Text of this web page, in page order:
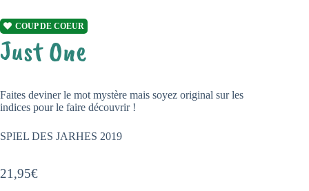
COUP DE COEUR
Just One
21,95€
Faites deviner le mot mystère mais soyez original sur les
indices pour le faire découvrir !
SPIEL DES JARHES 2019